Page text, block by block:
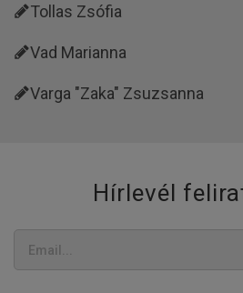
Tollas Zsófia
Vad Marianna
Varga "Zaka" Zsuzsanna
Hírlevél